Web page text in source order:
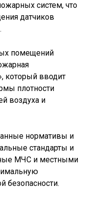
систем, что
датчиков
помещений
который вводит
плотности
воздуха и
нормативы и
стандарты и
МЧС и местными
безопасности.